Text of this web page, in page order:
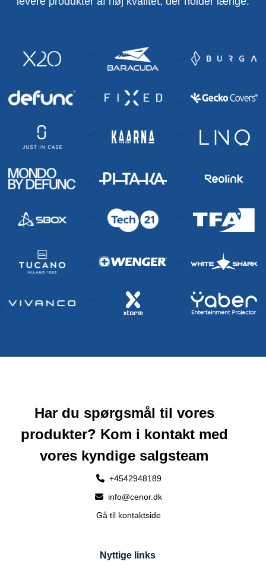
Har du spørgsmål til vores
produkter? Kom i kontakt med
vores kyndige salgsteam
+4542948189
info@cenor.dk
Gå til kontaktside
Nyttige links